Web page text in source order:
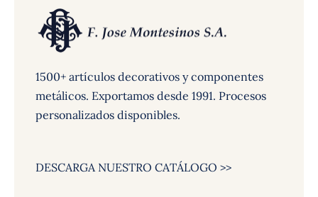
1500+ artículos decorativos y componentes
metálicos. Exportamos desde 1991. Procesos
personalizados disponibles.
DESCARGA NUESTRO CATÁLOGO >>